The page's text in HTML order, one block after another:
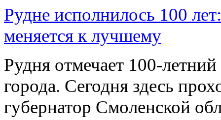
Рудне исполнилось 100
меняется к лучшему
Рудня отмечает 100-
города. Сегодня здесь
губернатор Смоленской